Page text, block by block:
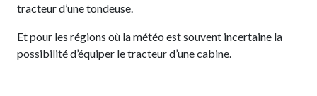
tracteur d’une tondeuse.
Et pour les régions où la météo est souvent incertaine la
possibilité d’équiper le tracteur d’une cabine.